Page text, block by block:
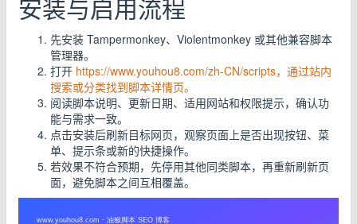
安装与启用流程
先安装 Tampermonkey、Violentmonkey 或其他兼容脚本
管理器。
打开 https://www.youhou8.com/zh-CN/scripts，通过站内
搜索或分类找到脚本详情页。
阅读脚本说明、更新日期、适用网站和权限提示，确认功
能与需求一致。
点击安装后刷新目标网页，观察页面上是否出现按钮、菜
单、提示条或新的快捷操作。
若效果不符合预期，先停用其他同类脚本，再重新刷新页
面，避免脚本之间互相覆盖。